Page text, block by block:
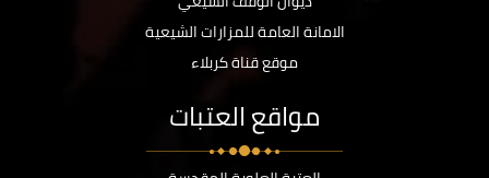
الامانة العامة للمزارات الشيعية
موقع قناة كربلاء
مواقع العتبات